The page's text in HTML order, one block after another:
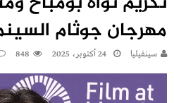
مهرجان جوثام
سينفيليا 24 أكتوبر، 2025 848